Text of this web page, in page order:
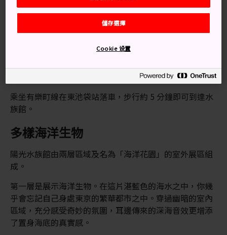
你可以乘坐火車前往陽光水族館，交通非常方便。
線包括：JR 山手線、埼京線和湘南新宿線；東京地下鐵的
乘坐有樂町線在東池袋站落車，步行約 5 分鐘即可到達水
族館。
多樣海洋生物
陽光水族館由兩層區域及名為「海洋花園」的室外展區組
成。
第一層是展示海洋生物。在這片湛藍色的海水之中，你幾
乎會忘記自己身處東京的繁華都市之中。穿過幽暗的室內
區域，充分感受奇妙的氛圍，耳邊傳來的深海音效更增添
了置身海底的真實感。
儲存選擇
Cookie 设置